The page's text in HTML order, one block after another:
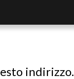
indirizzo.